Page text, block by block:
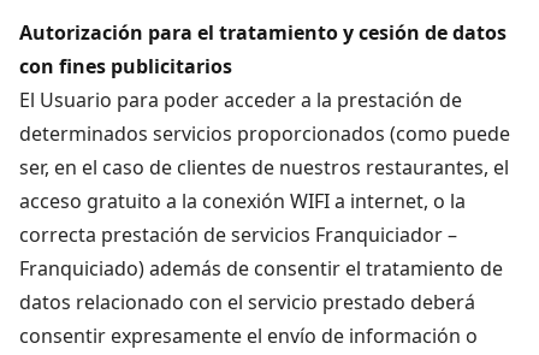
Autorización para el tratamiento y cesión de datos
con fines publicitarios
El Usuario para poder acceder a la prestación de
determinados servicios proporcionados (como puede
ser, en el caso de clientes de nuestros restaurantes, el
acceso gratuito a la conexión WIFI a internet, o la
correcta prestación de servicios Franquiciador –
Franquiciado) además de consentir el tratamiento de
datos relacionado con el servicio prestado deberá
consentir expresamente el envío de información o